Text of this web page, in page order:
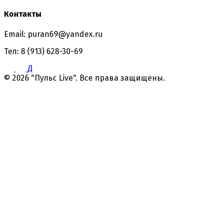
Контакты
Email: puran69@yandex.ru
Тел: 8 (913) 628-30-69
Д
© 2026 "Пульс Live". Все права защищены.